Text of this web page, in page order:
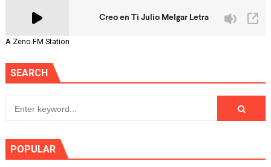
A Zeno.FM Station
SEARCH
POPULAR